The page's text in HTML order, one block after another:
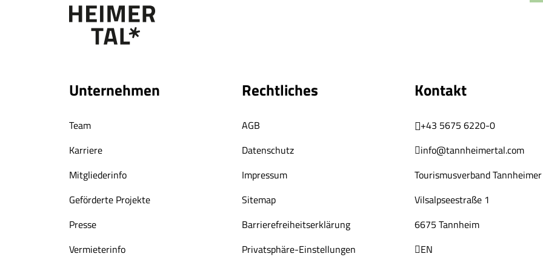
Unternehmen
Team
Karriere
Mitgliederinfo
Geförderte Projekte
Presse
Vermieterinfo
Rechtliches
AGB
Datenschutz
Impressum
Sitemap
Barrierefreiheitserklärung
Privatsphäre-Einstellungen
Kontakt
+43 5675 6220-0
info@tannheimertal.com
Tourismusverband
Vilsalpseestraße 1
6675 Tannheim
EN